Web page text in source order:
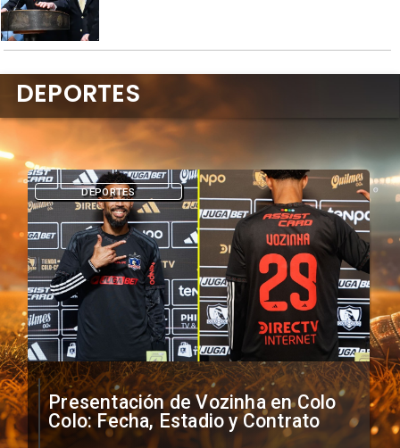
Presentación de Vozinha en Colo
Colo: Fecha, Estadio y Contrato
DEPORTES
DEPORTES